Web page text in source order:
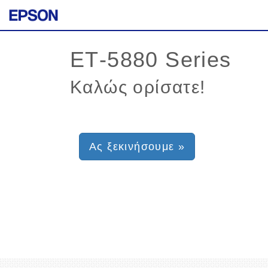
Καλώς ορίσατε!
Ας ξεκινήσουμε »